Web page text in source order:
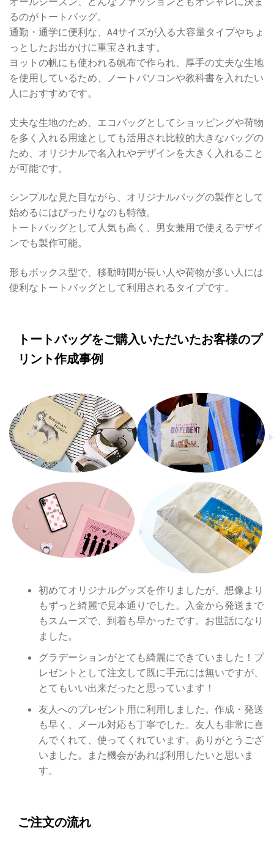
るのがトートバッグ。
通勤・通学に便利な、A4サイズが入る大容量タイプやちょ
っとしたお出かけに重宝されます。
ヨットの帆にも使われる帆布で作られ、厚手の丈夫な生地
を使用しているため、ノートパソコンや教科書を入れたい
人におすすめです。
丈夫な生地のため、エコバッグとしてショッピングや荷物
を多く入れる用途としても活用され比較的大きなバッグの
ため、オリジナルで名入れやデザインを大きく入れること
が可能です。
シンプルな見た目ながら、オリジナルバッグの製作として
始めるにはぴったりなのも特徴。
トートバッグとして人気も高く、男女兼用で使えるデザイ
ンでも製作可能。
形もボックス型で、移動時間が長い人や荷物が多い人には
便利なトートバッグとして利用されるタイプです。
トートバッグをご購入いただいたお客様のプ
リント作成事例
初めてオリジナルグッズを作りましたが、想像より
もずっと綺麗で見本通りでした。入金から発送まで
もスムーズで、到着も早かったです。お世話になり
ました。
グラデーションがとても綺麗にできていました！プ
レゼントとして注文して既に手元には無いですが、
とてもいい出来だったと思っています！
友人へのプレゼント用に利用しました。作成・発送
も早く、メール対応も丁寧でした。友人も非常に喜
んでくれて、使ってくれています。ありがとうござ
いました。また機会があれば利用したいと思いま
す。
ご注文の流れ